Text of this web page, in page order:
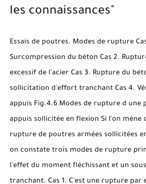
les connaissances"
Essais de poutres. Modes de rupture
Surcompression du béton Cas 2.
excessif de l'acier Cas 3. Rupture du
sollicitation d'effort tranchant Cas 4.
appuis Fig.4.6 Modes de rupture d une
appuis sollicitée en flexion Si l'on mène
rupture de poutres armées sollicitées
on constate trois modes de rupture
l'effet du moment fléchissant et un
tranchant. Cas 1. C'est une rupture par